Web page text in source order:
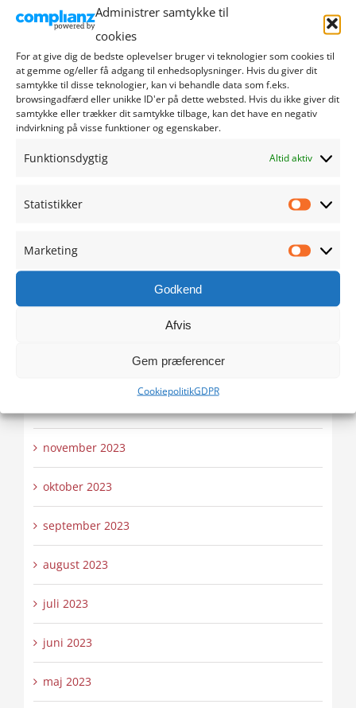
Administrer samtykke til
cookies
For at give dig de bedste oplevelser bruger vi teknologier som cookies til
at gemme og/eller få adgang til enhedsoplysninger. Hvis du giver dit
samtykke til disse teknologier, kan vi behandle data som f.eks.
browsingadfærd eller unikke ID'er på dette websted. Hvis du ikke giver dit
samtykke eller trækker dit samtykke tilbage, kan det have en negativ
indvirkning på visse funktioner og egenskaber.
Funktionsdygtig Altid aktiv
Statistikker
Marketing
Godkend
Afvis
Gem præferencer
CookiepolitikGDPR
oktober 2024
september 2024
august 2024
juli 2024
maj 2024
april 2024
november 2023
oktober 2023
september 2023
august 2023
juli 2023
juni 2023
maj 2023